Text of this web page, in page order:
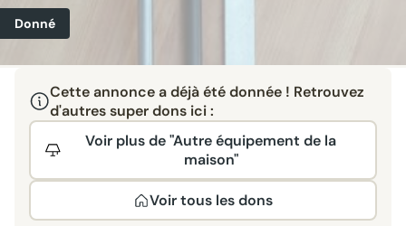
Donné
Cette annonce a déjà été donnée ! Retrouvez
d'autres super dons ici :
Voir plus de "Autre équipement de la
maison"
Voir tous les dons